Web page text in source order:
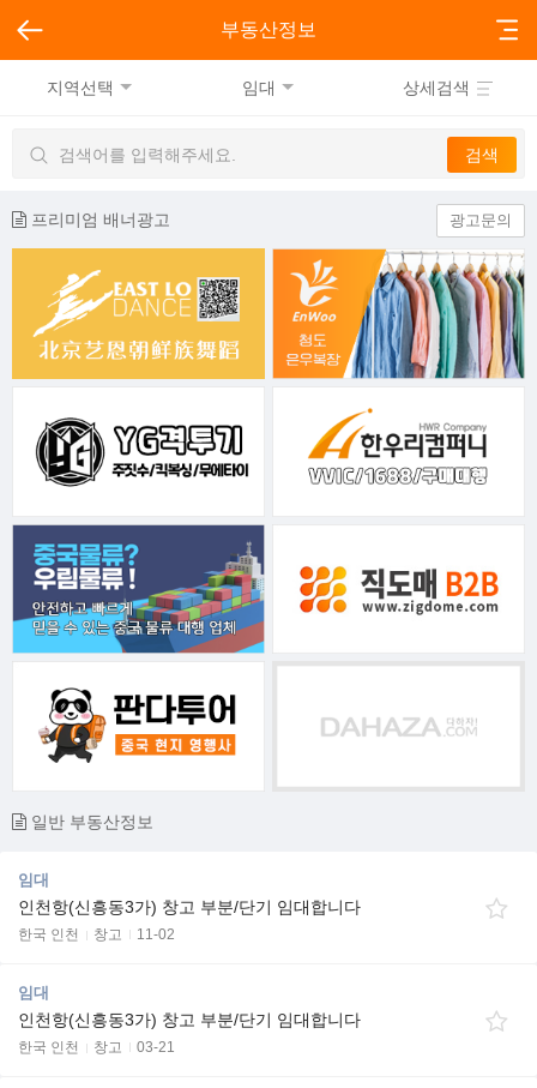
부동산정보
지역선택 임대 상세검색
프리미엄 배너광고 광고문의
일반 부동산정보
임대
인천항(신흥동3가) 창고 부분/단기 임대합니다
한국 인천 창고 11-02
임대
인천항(신흥동3가) 창고 부분/단기 임대합니다
한국 인천 창고 03-21